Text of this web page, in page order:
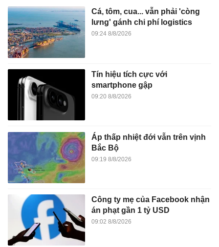
Cá, tôm, cua... vẫn phải 'còng
lưng' gánh chi phí logistics
09:24 8/8/2026
Tín hiệu tích cực với
smartphone gập
09:20 8/8/2026
Áp thấp nhiệt đới vẫn trên vịnh
Bắc Bộ
09:19 8/8/2026
Công ty mẹ của Facebook nhận
án phạt gần 1 tỷ USD
09:02 8/8/2026